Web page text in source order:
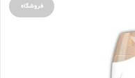
فروشگاه